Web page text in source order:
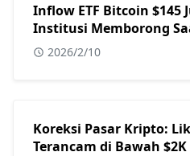
Inflow ETF Bitcoin $145
Institusi Memborong
2026/2/10
Koreksi Pasar Kripto:
Terancam di Bawah $2K